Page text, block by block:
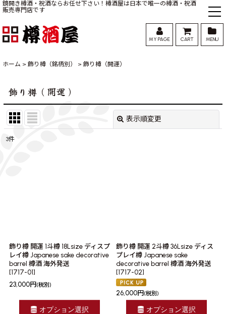
鏡開き樽酒・祝酒ならお任せ下さい！樽酒屋は日本で唯一の樽酒・祝酒
販売専門店です
MY PAGE CART MENU
ホーム > 飾り樽（銘柄別） > 飾り樽（開運）
飾り樽（開運）
表示順変更
3件
飾り樽 開運 1斗樽 18Lsize ディスプ
レイ樽 Japanese sake decorative
barrel 樽酒 海外発送
[1717-01]
23,000円 (税別)
オプション選択
飾り樽 開運 2斗樽 36Lsize ディス
プレイ樽 Japanese sake
decorative barrel 樽酒 海外発送
[1717-02]
26,000円 (税別)
オプション選択